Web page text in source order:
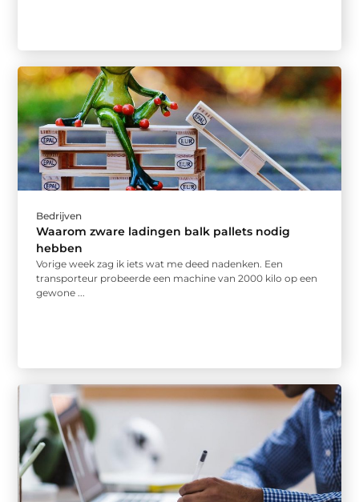
Bedrijven
Waarom zware ladingen balk pallets nodig
hebben
Vorige week zag ik iets wat me deed nadenken. Een
transporteur probeerde een machine van 2000 kilo op een
gewone ...